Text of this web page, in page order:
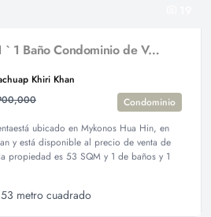
53 metro cuadrado 1 ` 1 Baño Condominio de Venta
Khiri Khan
Condominio
ubicado en Mykonos Hua Hin, en
y está disponible al precio de venta de
propiedad es 53 SQM y 1 de baños y 1
53 metro cuadrado